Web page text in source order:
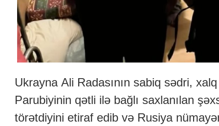
Ukrayna Ali Radasının sabiq sədri,
Parubiyinin qətli ilə bağlı saxlanılan
törətdiyini etiraf edib və Rusiya